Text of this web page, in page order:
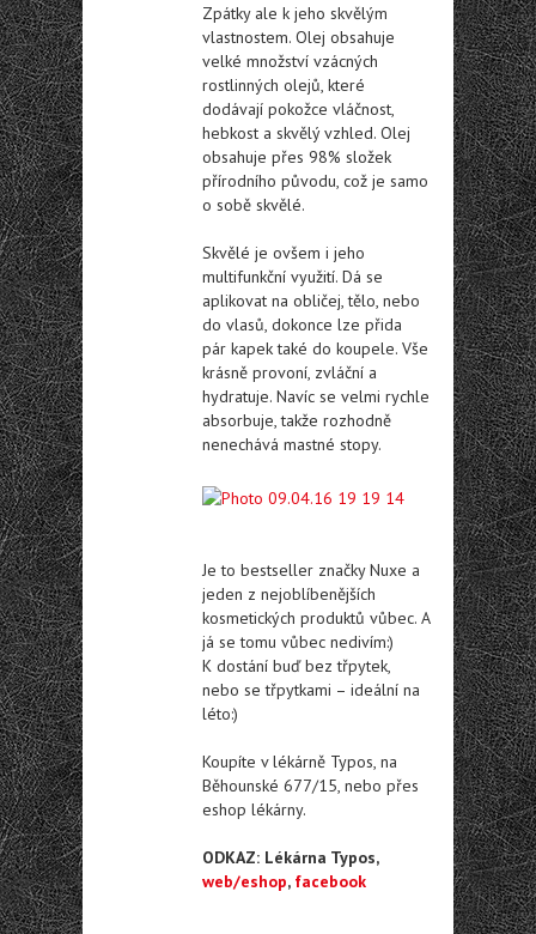
Zpátky ale k jeho skvělým
vlastnostem. Olej obsahuje
velké množství vzácných
rostlinných olejů, které
dodávají pokožce vláčnost,
hebkost a skvělý vzhled. Olej
obsahuje přes 98% složek
přírodního původu, což je samo
o sobě skvělé.
Skvělé je ovšem i jeho
multifunkční využití. Dá se
aplikovat na obličej, tělo, nebo
do vlasů, dokonce lze přida
pár kapek také do koupele. Vše
krásně provoní, zvláční a
hydratuje. Navíc se velmi rychle
absorbuje, takže rozhodně
nenechává mastné stopy.
Je to bestseller značky Nuxe a
jeden z nejoblíbenějších
kosmetických produktů vůbec. A
já se tomu vůbec nedivím:)
K dostání buď bez třpytek,
nebo se třpytkami – ideální na
léto:)
Koupíte v lékárně Typos, na
Běhounské 677/15, nebo přes
eshop lékárny.
ODKAZ: Lékárna Typos,
web/eshop, facebook